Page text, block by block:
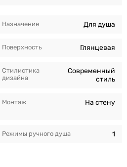
Назначение Для душа
Поверхность Глянцевая
Стилистика
дизайна
Современный
стиль
Монтаж На стену
Режимы ручного душа 1